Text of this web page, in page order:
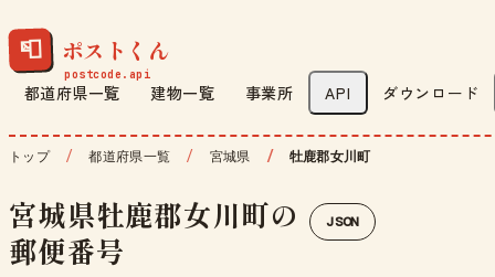
📮 ポストくん
都道府県一覧 建物一覧 事業所 API ダウンロード
トップ 都道府県一覧 宮城県 牡鹿郡女川町
宮城県牡鹿郡女川町の
郵便番号
JSON